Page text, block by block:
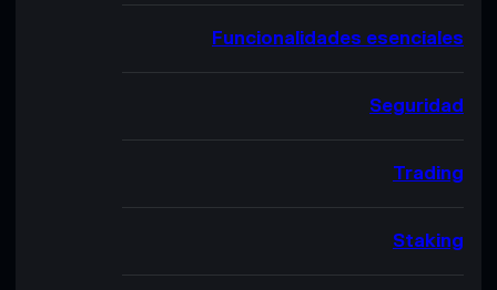
Funcionalidades esenciales
Seguridad
Trading
Staking